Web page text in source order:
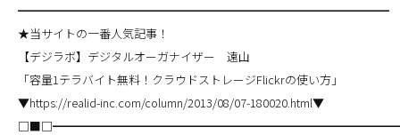
━━━━━━━━━━━━━━━━━━━━━━━━━━━━━━━━
★当サイトの一番人気記事！
【デジラボ】デジタルオーガナイザー 遠山
「容量1テラバイト無料！クラウドストレージFlickrの使い方」
▼https://realid-inc.com/column/2013/08/07-180020.html▼